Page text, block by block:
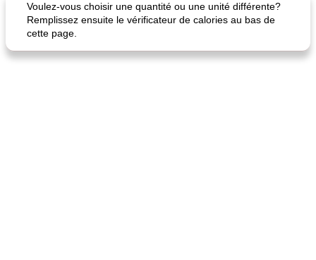
Voulez-vous choisir une quantité ou une unité différente?
Remplissez ensuite le vérificateur de calories au bas de
cette page.